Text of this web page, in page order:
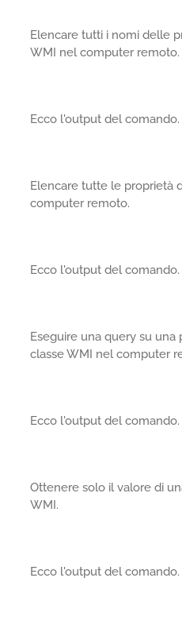
Elencare tutti i nomi delle
WMI nel computer remoto.
Ecco l'output del comando.
Elencare tutte le proprietà
computer remoto.
Ecco l'output del comando.
Eseguire una query su una
classe WMI nel computer
Ecco l'output del comando.
Ottenere solo il valore di
WMI.
Ecco l'output del comando.